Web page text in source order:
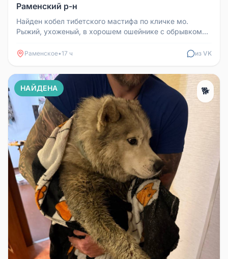
Раменский р-н
Найден кобел тибетского мастифа по кличке мо.
Рыжий, ухоженый, в хорошем ошейнике с обрывком
Раменское•17 ч из VK
НАЙДЕНА 🐕